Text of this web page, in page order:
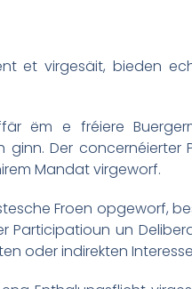
et virgesäit, bieden
ëm e fréiere
Der concernéierter
Mandat virgeworf.
Froen opgeworf,
Participatioun un
oder indirekten